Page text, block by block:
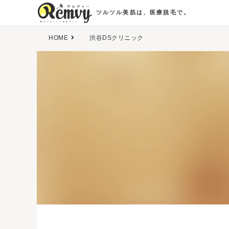
ツルツル美肌は、医療脱毛で。
HOME 渋谷DSクリニック